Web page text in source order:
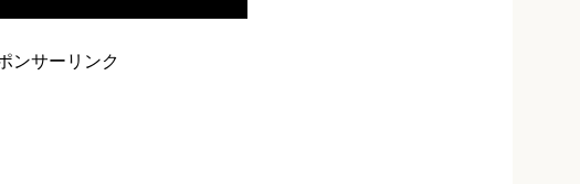
ンサーリンク